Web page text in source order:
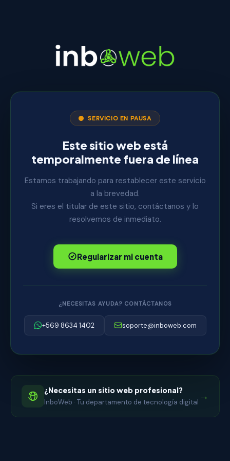
SERVICIO EN PAUSA
Este sitio web está
temporalmente fuera de línea
Estamos trabajando para restablecer este servicio
a la brevedad.
Si eres el titular de este sitio, contáctanos y lo
resolvemos de inmediato.
Regularizar mi cuenta
¿NECESITAS AYUDA? CONTÁCTANOS
+569 8634 1402 soporte@inboweb.com
¿Necesitas un sitio web profesional?
InboWeb · Tu departamento de tecnología digital →